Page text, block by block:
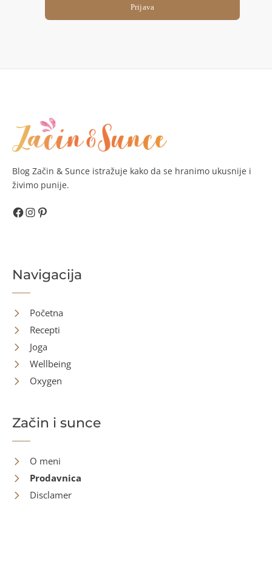
Prijava
Blog Začin & Sunce istražuje kako da se hranimo ukusnije i
živimo punije.
Facebook
Instagram
Pinterest
Navigacija
Početna
Recepti
Joga
Wellbeing
Oxygen
Začin i sunce
O meni
Prodavnica
Disclamer